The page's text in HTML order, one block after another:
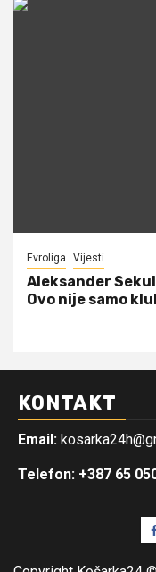
Evroliga Vijesti
Aleksander
Ovo nije samo
KONTAKT
Email:
Telefon: +387 65